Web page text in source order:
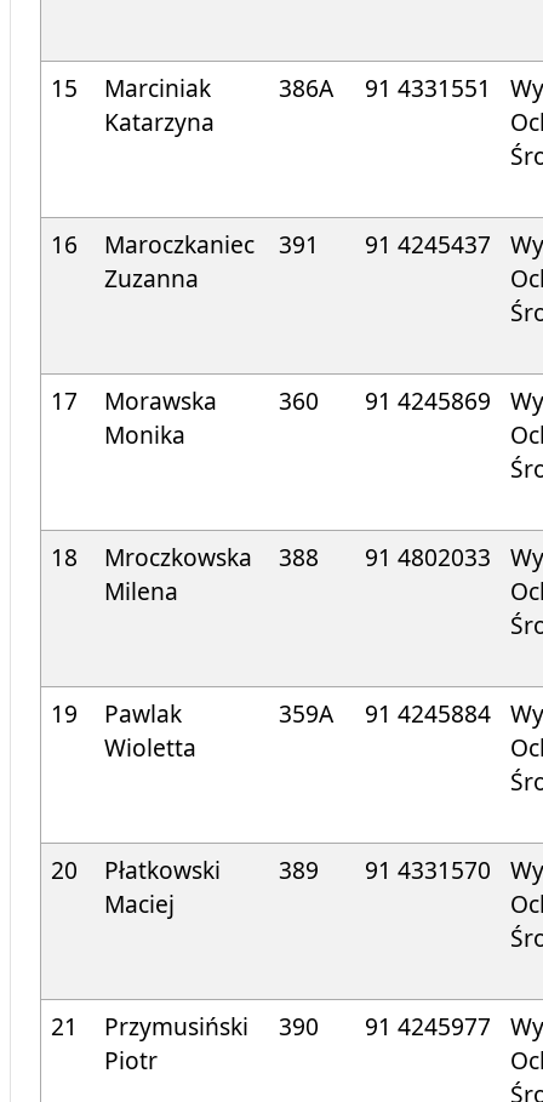
15
Marciniak
Katarzyna
386A 91 4331551
16
Maroczkaniec
Zuzanna
391 91 4245437
17
Morawska
Monika
360 91 4245869
18
Mroczkowska
Milena
388 91 4802033
19
Pawlak
Wioletta
359A 91 4245884
20
Płatkowski
Maciej
389 91 4331570
21
Przymusiński
Piotr
390 91 4245977